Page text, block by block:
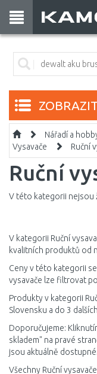
Nářadí a
Vysavače
Ruční
Ruční
V této kategorii nejsou
V kategorii Ruční
kvalitních produktů od
Ceny v této kategorii
vysavače lze filtrovat
Produkty v kategorii
Slovensku a do 3
Doporučujeme:
skladem" na pravé
jsou aktuálně dostupné.
Všechny Ruční